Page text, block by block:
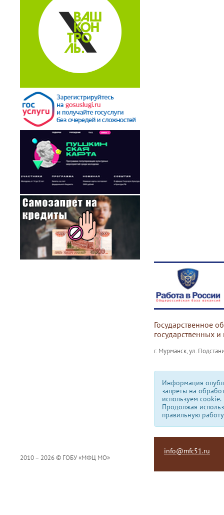
Государственное
государственных
г. Мурманск, ул.
Информация
запреты на
используем сookie.
Продолжая
правильную
2010 – 2026 © ГОБУ «МФЦ МО»
info@mfc51.ru